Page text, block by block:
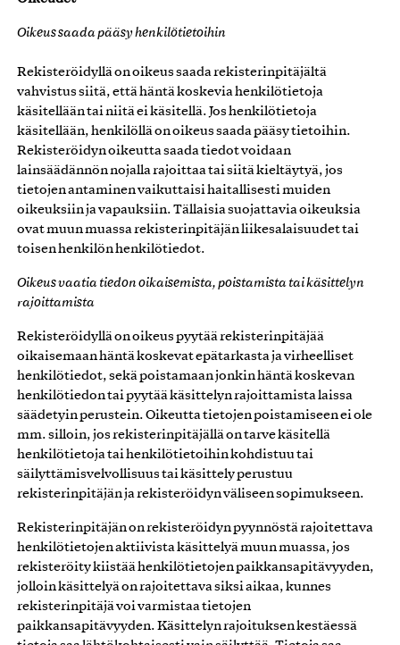
Oikeus saada pääsy henkilötietoihin
Rekisteröidyllä on oikeus saada rekisterinpitäjältä
vahvistus siitä, että häntä koskevia henkilötietoja
käsitellään tai niitä ei käsitellä. Jos henkilötietoja
käsitellään, henkilöllä on oikeus saada pääsy tietoihin.
Rekisteröidyn oikeutta saada tiedot voidaan
lainsäädännön nojalla rajoittaa tai siitä kieltäytyä, jos
tietojen antaminen vaikuttaisi haitallisesti muiden
oikeuksiin ja vapauksiin. Tällaisia suojattavia oikeuksia
ovat muun muassa rekisterinpitäjän liikesalaisuudet tai
toisen henkilön henkilötiedot.
Oikeus vaatia tiedon oikaisemista, poistamista tai käsittelyn
rajoittamista
Rekisteröidyllä on oikeus pyytää rekisterinpitäjää
oikaisemaan häntä koskevat epätarkasta ja virheelliset
henkilötiedot, sekä poistamaan jonkin häntä koskevan
henkilötiedon tai pyytää käsittelyn rajoittamista laissa
säädetyin perustein. Oikeutta tietojen poistamiseen ei ole
mm. silloin, jos rekisterinpitäjällä on tarve käsitellä
henkilötietoja tai henkilötietoihin kohdistuu tai
säilyttämisvelvollisuus tai käsittely perustuu
rekisterinpitäjän ja rekisteröidyn väliseen sopimukseen.
Rekisterinpitäjän on rekisteröidyn pyynnöstä rajoitettava
henkilötietojen aktiivista käsittelyä muun muassa, jos
rekisteröity kiistää henkilötietojen paikkansapitävyyden,
jolloin käsittelyä on rajoitettava siksi aikaa, kunnes
rekisterinpitäjä voi varmistaa tietojen
paikkansapitävyyden. Käsittelyn rajoituksen kestäessä